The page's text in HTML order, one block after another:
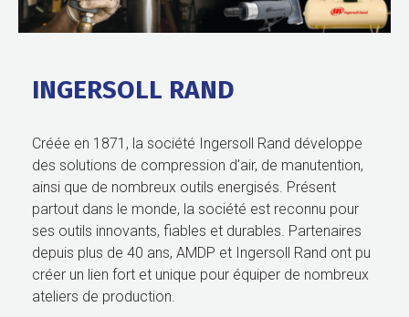
INGERSOLL RAND
Créée en 1871, la société Ingersoll Rand développe
des solutions de compression d'air, de manutention,
ainsi que de nombreux outils energisés. Présent
partout dans le monde, la société est reconnu pour
ses outils innovants, fiables et durables. Partenaires
depuis plus de 40 ans, AMDP et Ingersoll Rand ont pu
créer un lien fort et unique pour équiper de nombreux
ateliers de production.